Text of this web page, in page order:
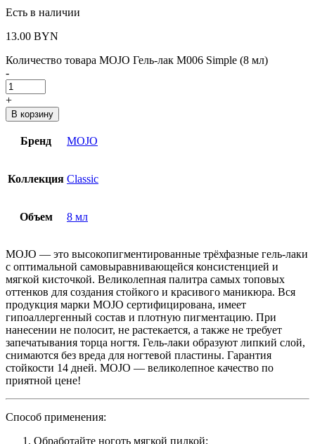
Есть в наличии
13.00 BYN
Количество товара MOJO Гель-лак M006 Simple (8 мл)
-
+
В корзину
Бренд MOJO
Коллекция Classic
Объем 8 мл
MOJO — это высокопигментированные трёхфазные гель-лаки
с оптимальной самовыравнивающейся консистенцией и
мягкой кисточкой. Великолепная палитра самых топовых
оттенков для создания стойкого и красивого маникюра. Вся
продукция марки MOJO сертифицирована, имеет
гипоаллергенный состав и плотную пигментацию. При
нанесении не полосит, не растекается, а также не требует
запечатывания торца ногтя. Гель-лаки образуют липкий слой,
снимаются без вреда для ногтевой пластины. Гарантия
стойкости 14 дней. MOJO — великолепное качество по
приятной цене!
Способ применения:
Обработайте ноготь мягкой пилкой;